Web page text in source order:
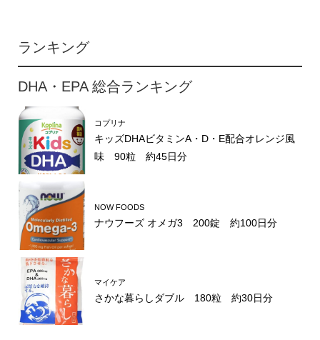
ランキング
DHA・EPA 総合ランキング
コプリナ
キッズDHAビタミンA・D・E配合オレンジ風
味 90粒 約45日分
NOW FOODS
ナウフーズ オメガ3 200錠 約100日分
マイケア
さかな暮らしダブル 180粒 約30日分